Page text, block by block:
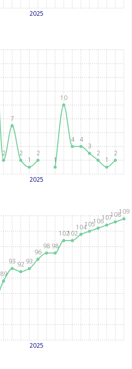
2025
2
7
2
1
2
1
10
4
4
3
2
1
2
2025
89
939293
96
9898
102102
104105106107108109
2025